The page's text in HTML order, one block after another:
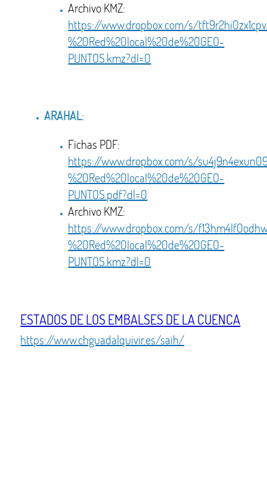
Archivo KMZ:
https://www.dropbox.com/s/
%20Red%20local%20de%20GEO-
PUNTOS.kmz?dl=0
ARAHAL:
Fichas PDF:
https://www.dropbox.com/s/
%20Red%20local%20de%20GEO-
PUNTOS.pdf?dl=0
Archivo KMZ:
https://www.dropbox.com/s/
%20Red%20local%20de%20GEO-
PUNTOS.kmz?dl=0
ESTADOS DE LOS EMBALSES DE LA CUENCA
https://www.chguadalquivir.es/saih/